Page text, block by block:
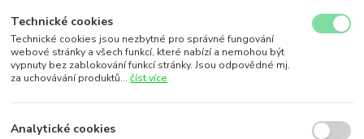
Technické cookies
Technické cookies jsou nezbytné pro správné fungování
webové stránky a všech funkcí, které nabízí a nemohou být
vypnuty bez zablokování funkcí stránky. Jsou odpovědné mj.
za uchovávání produktů...číst více
Analytické cookies